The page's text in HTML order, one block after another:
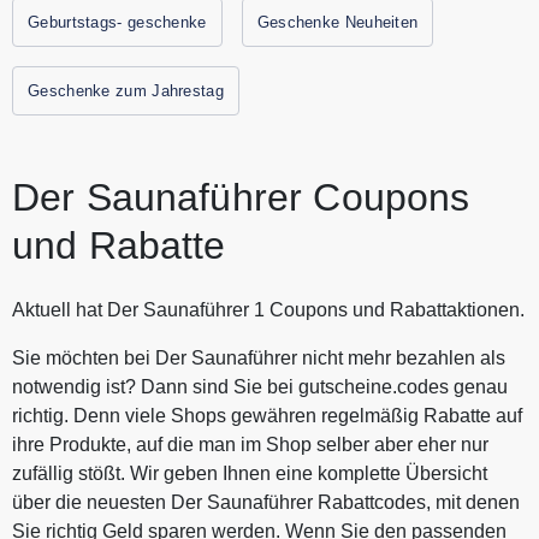
mit dem Saunaführer Gutscheine mit langer Laufzeit und
allen Infos über die Saunen, die online nicht zu finden sind.
Alle aktuellen Angebote und Rabattaktionen von dem
Saunaführer finden Sie immer hier auf Gutscheine.codes.
Geburtstags- geschenke Geschenke Neuheiten
Geschenke zum Jahrestag
Der Saunaführer Coupons
und Rabatte
Aktuell hat Der Saunaführer 1 Coupons und Rabattaktionen.
Sie möchten bei Der Saunaführer nicht mehr bezahlen als
notwendig ist? Dann sind Sie bei gutscheine.codes genau
richtig. Denn viele Shops gewähren regelmäßig Rabatte auf
ihre Produkte, auf die man im Shop selber aber eher nur
zufällig stößt. Wir geben Ihnen eine komplette Übersicht
über die neuesten Der Saunaführer Rabattcodes, mit denen
Sie richtig Geld sparen werden. Wenn Sie den passenden